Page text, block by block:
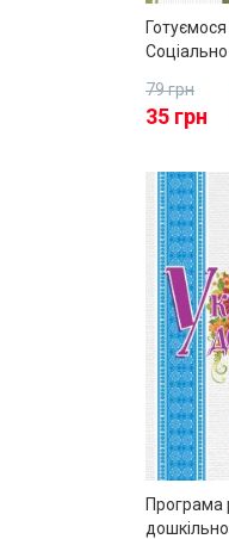
тестів)
35 грн
79 грн
Програма